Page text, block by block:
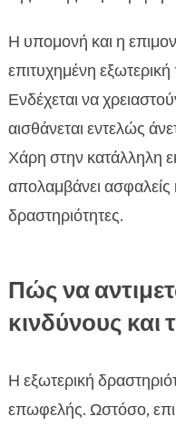
Η υπομονή και η
επιτυχημένη
Ενδέχεται να
αισθάνεται εντελώς
Χάρη στην κατάλληλη
απολαμβάνει ασφαλείς
δραστηριότητες.
Πώς να
κινδύνους και
Η εξωτερική
επωφελής. Ωστόσο,